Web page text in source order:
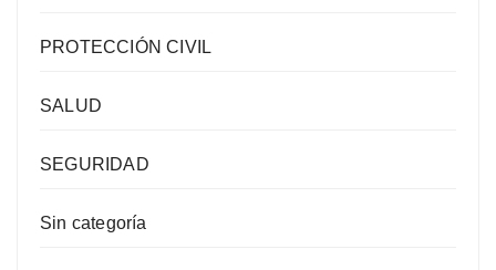
PROTECCIÓN CIVIL
SALUD
SEGURIDAD
Sin categoría